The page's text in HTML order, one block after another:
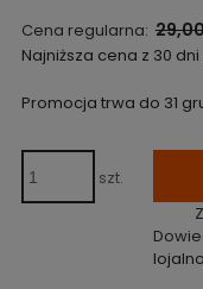
Cena regularna:
Najniższa cena z 30
Promocja trwa do 31
szt.